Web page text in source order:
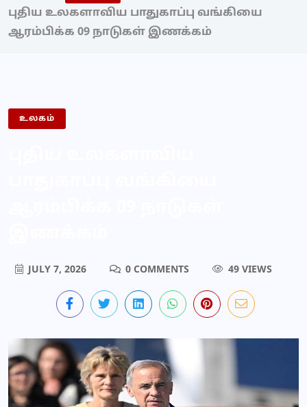
புதிய உலகளாவிய பாதுகாப்பு வங்கியை
ஆரம்பிக்க 09 நாடுகள் இணக்கம்
உலகம்
JULY 7, 2026 0 COMMENTS 49 VIEWS